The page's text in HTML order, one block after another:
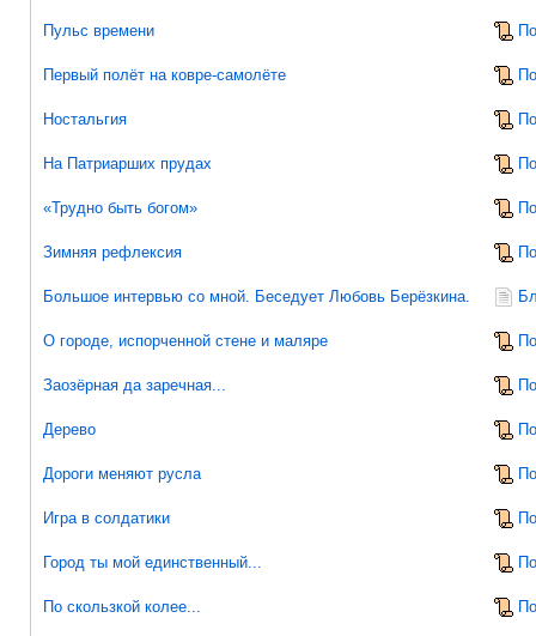
Пульс времени
Первый полёт на ковре-самолёте
Ностальгия
На Патриарших прудах
«Трудно быть богом»
Зимняя рефлексия
Большое интервью со мной. Беседует Любовь Берёзкина.
О городе, испорченной стене и маляре
Заозёрная да заречная...
Дерево
Дороги меняют русла
Игра в солдатики
Город ты мой единственный...
По скользкой колее...